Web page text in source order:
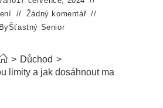
Žádný komentář
ByŠťastný Senior
> Důchod >
limity a jak dosáhnout maximální